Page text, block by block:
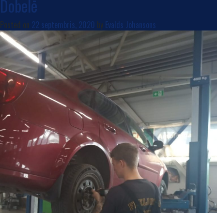
Dobelē
Posted on 22 septembris, 2020 by Evalds Johansons